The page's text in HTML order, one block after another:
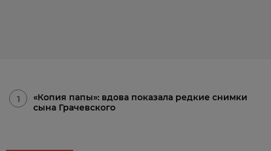
1
«Копия папы»: вдова показала редкие снимки
сына Грачевского